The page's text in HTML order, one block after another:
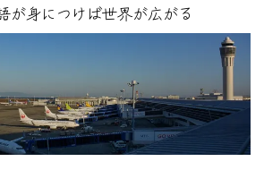
が身につけば世界が広がる